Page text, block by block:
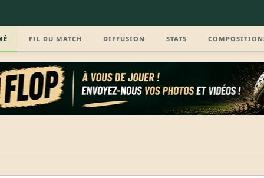
FIL DU MATCH DIFFUSION STATS